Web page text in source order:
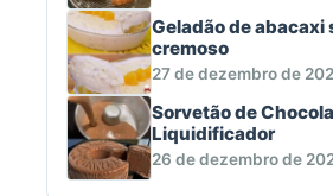
Geladão de abacaxi
cremoso
27 de dezembro de
Sorvetão de
Liquidificador
26 de dezembro de